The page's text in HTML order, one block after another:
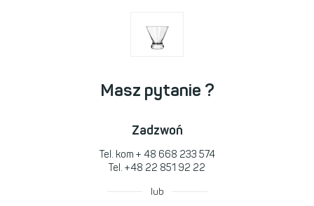
Masz pytanie ?
Zadzwoń
Tel. kom + 48 668 233 574
Tel. +48 22 851 92 22
lub